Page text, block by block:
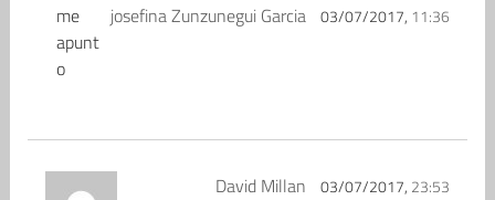
josefina Zunzunegui Garcia 03/07/2017, 11:36
me
apunt
o
David Millan 03/07/2017, 23:53